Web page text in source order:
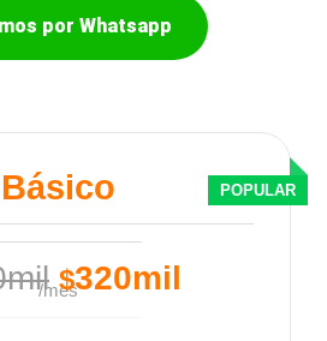
por Whatsapp
Básico
$320mil
/mes